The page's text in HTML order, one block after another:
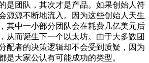
是团队，其次才是产品。如果创始人符
源源不断地流入。因为这些创始人天生
其中一小部分团队会在耗费几亿美元后
从而诞生下一个以太坊。由于大多数团
配者的决策逻辑却不会受到质疑，因为
是大家公认有可能成功的类型。